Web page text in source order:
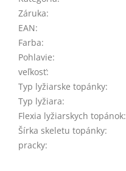
Záruka:
EAN:
Farba:
Pohlavie:
veľkosť:
Typ lyžiarske topánky:
Typ lyžiara:
Flexia lyžiarskych topánok:
Šírka skeletu topánky:
pracky: